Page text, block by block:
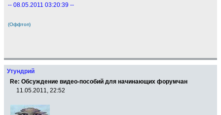
-- 08.05.2011 03:20:39 --
(Оффтоп)
Утундрий
Re: Обсуждение видео-пособий для начинающих форумчан
11.05.2011, 22:52